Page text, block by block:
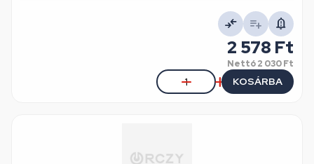
2 578 Ft
Nettó2 030 Ft
KOSÁRBA